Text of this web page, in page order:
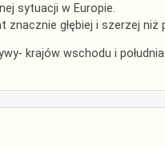
sytuacji w Europie.
głębiej i szerzej niż
krajów wschodu i południa.